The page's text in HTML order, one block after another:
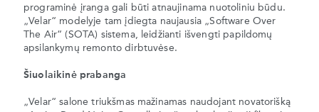
programinė įranga gali būti atnaujinama nuotoliniu būdu.
„Velar“ modelyje tam įdiegta naujausia „Software Over
The Air“ (SOTA) sistema, leidžianti išvengti papildomų
apsilankymų remonto dirbtuvėse.
Šiuolaikinė prabanga
„Velar“ salone triukšmas mažinamas naudojant novatorišką